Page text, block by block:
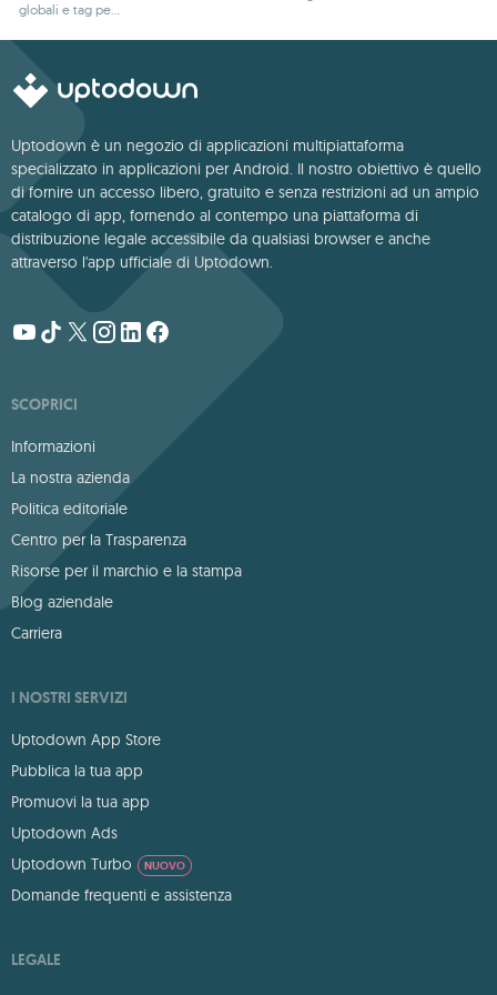
globali e tag per
Uptodown è un negozio di applicazioni multipiattaforma
specializzato in applicazioni per Android. Il nostro obiettivo è quello
di fornire un accesso libero, gratuito e senza restrizioni ad un ampio
catalogo di app, fornendo al contempo una piattaforma di
distribuzione legale accessibile da qualsiasi browser e anche
attraverso l'app ufficiale di Uptodown.
SCOPRICI
Informazioni
La nostra azienda
Politica editoriale
Centro per la Trasparenza
Risorse per il marchio e la stampa
Blog aziendale
Carriera
I NOSTRI SERVIZI
Uptodown App Store
Pubblica la tua app
Promuovi la tua app
Uptodown Ads
Uptodown Turbo
NUOVO
Domande frequenti e assistenza
LEGALE